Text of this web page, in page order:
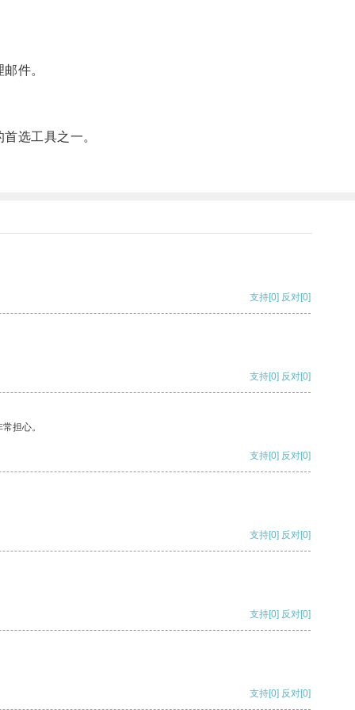
件。
选工具之一。
支持[0] 反对[0]
支持[0] 反对[0]
担心。
支持[0] 反对[0]
支持[0] 反对[0]
支持[0] 反对[0]
支持[0] 反对[0]